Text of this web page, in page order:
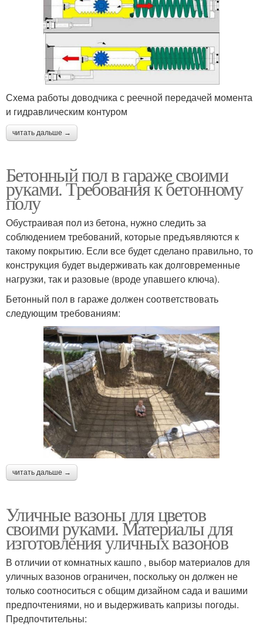
Схема работы доводчика с реечной передачей момента
и гидравлическим контуром
читать дальше →
Бетонный пол в гараже своими
руками. Требования к бетонному
полу
Обустраивая пол из бетона, нужно следить за
соблюдением требований, которые предъявляются к
такому покрытию. Если все будет сделано правильно, то
конструкция будет выдерживать как долговременные
нагрузки, так и разовые (вроде упавшего ключа).
Бетонный пол в гараже должен соответствовать
следующим требованиям:
читать дальше →
Уличные вазоны для цветов
своими руками. Материалы для
изготовления уличных вазонов
В отличии от комнатных кашпо , выбор материалов для
уличных вазонов ограничен, поскольку он должен не
только соотноситься с общим дизайном сада и вашими
предпочтениями, но и выдерживать капризы погоды.
Предпочтительны: